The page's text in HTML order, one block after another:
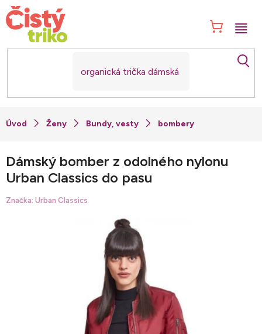
Přejít
na
obsah
Ženy Bundy, vesty bombery
Dámský bomber z odolného nylonu
Urban Classics do pasu
Značka: Urban Classics